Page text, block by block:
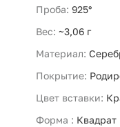
Проба: 925°
Вес: ~3,06 г
Материал:
Покрытие:
Цвет вставки:
Форма : Квадрат